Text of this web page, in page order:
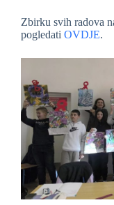
Zbirku svih radova
pogledati OVDJE.